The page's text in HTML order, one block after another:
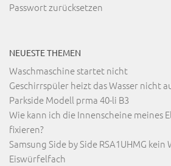
Passwort zurücksetzen
NEUESTE THEMEN
Waschmaschine startet nicht
Geschirrspüler heizt das Wasser nicht
Parkside Modell prma 40-li B3
Wie kann ich die Innenscheine meines
fixieren?
Samsung Side by Side RSA1UHMG kein
Eiswürfelfach